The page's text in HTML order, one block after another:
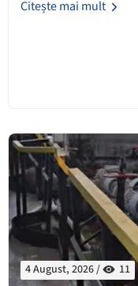
Citește mai mult
4 August, 2026 / 11